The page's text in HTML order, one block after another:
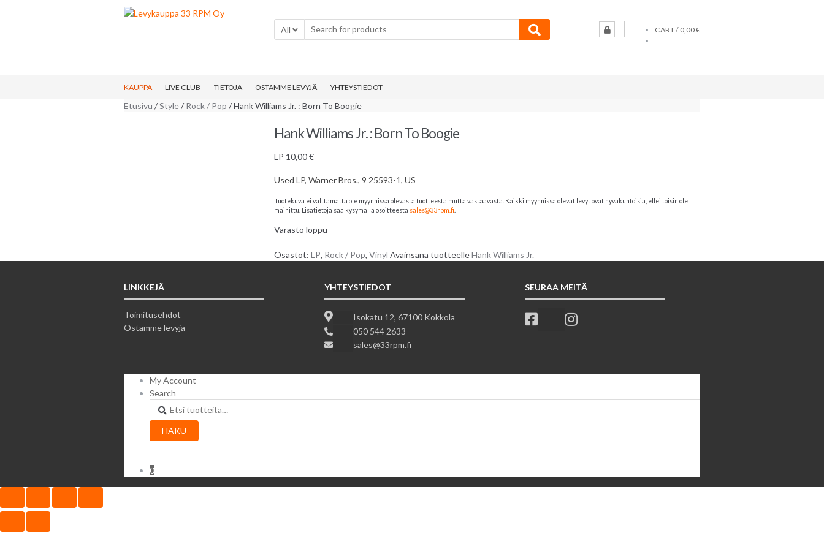
Skip
to
Skip
to
All CART / 0,00 €
KAUPPA LIVE CLUB TIETOJA OSTAMME LEVYJÄ YHTEYSTIEDOT
Etusivu /Style/ Rock / Pop / Hank Williams Jr. : Born To Boogie
Hank Williams Jr. : Born To Boogie
LP 10,00€
Used LP, Warner Bros., 9 25593-1, US
Tuotekuva ei välttämättä ole myynnissä olevasta tuotteesta mutta vastaavasta. Kaikki myynnissä olevat levyt ovat hyväkuntoisia, ellei toisin ole
mainittu. Lisätietoja saa kysymällä osoitteesta sales@33rpm.fi
Varasto loppu
Osastot:LP, Rock / Pop,Vinyl Avainsana tuotteelleHank Williams Jr.
LINKKEJÄ
Toimitusehdot
Ostamme levyjä
YHTEYSTIEDOT
Isokatu 12, 67100 Kokkola
050 544 2633
sales@33rpm.fi
SEURAA MEITÄ
My Account
Search
Etsi:
HAKU
0